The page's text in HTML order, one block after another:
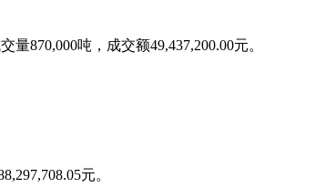
870,000吨，成交额49,437,200.00元。
元。